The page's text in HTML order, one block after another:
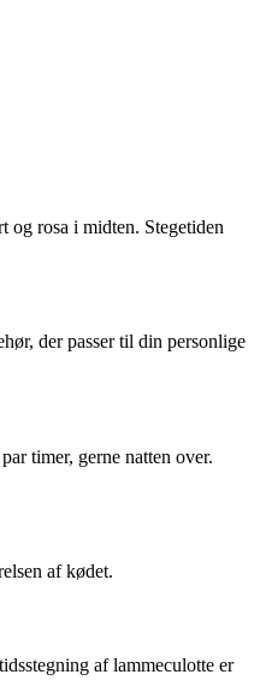
og rosa i midten. Stegetiden
der passer til din personlige
timer, gerne natten over.
af kødet.
af lammeculotte er